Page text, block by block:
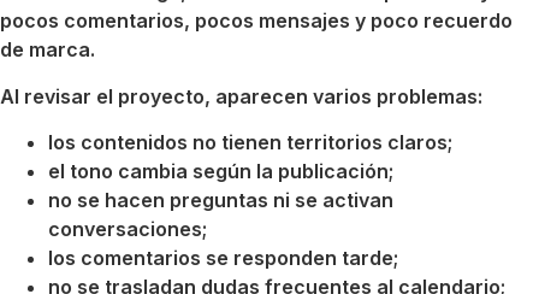
pocos comentarios, pocos mensajes y poco recuerdo
de marca.
Al revisar el proyecto, aparecen varios problemas:
los contenidos no tienen territorios claros;
el tono cambia según la publicación;
no se hacen preguntas ni se activan
conversaciones;
los comentarios se responden tarde;
no se trasladan dudas frecuentes al calendario;